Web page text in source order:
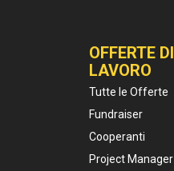
OFFERTE DI
LAVORO
Tutte le Offerte
Fundraiser
Cooperanti
Project Manager